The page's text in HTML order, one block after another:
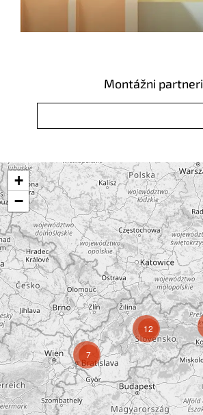
Montážni partneri
7
12
+
−